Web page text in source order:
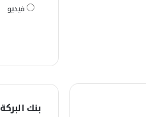
فيديو
بنك البركة